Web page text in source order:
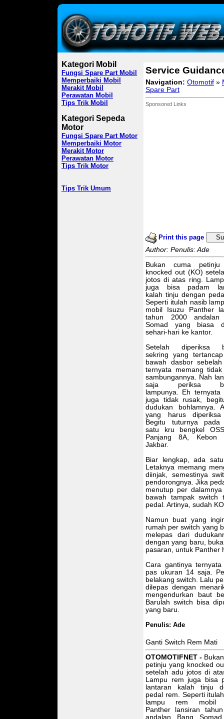
Kategori Mobil
Fungsi Spare Part Mobil
Memperbaiki Mobil
Merakit Mobil
Perawatan Mobil
Tips Trik Mobil
Kategori Sepeda
Motor
Fungsi Spare Part Motor
Memperbaiki Motor
Merakit Motor
Perawatan Motor
Tips Trik Motor
Tips Trik Umum
Service
Navigation: Otomotif »
Spare Part
Sponsored Links
Print this page
Author: Penulis: Ade
Bukan cuma petinju
knocked out (KO)
jotos di atas ring.
juga bisa padam
kalah tinju dengan
Seperti itulah nasib
mobil Isuzu Panther
tahun 2000 andalan
Somad yang biasa
sehari-hari ke kantor.
Setelah diperiksa
sekring yang
bawah dasbor
ternyata memang
sambungannya. Nah
saja periksa
lampunya. Eh ternyata
juga tidak rusak,
dudukan bohlamnya.
yang harus
Begitu tuturnya pada
satu kru bengkel
Panjang 8A, Kebon
Jakbar.
Biar lengkap, ada
Letaknya memang
diinjak, semestinya
pendorongnya. Jika
menutup per
bawah tampak switch
pedal. Artinya, sudah
Namun buat yang
rumah per switch yang
melepas dari
dengan yang baru,
pasaran, untuk Panther
Cara gantinya
pas ukuran 14 saja.
belakang switch. Lalu
dilepas dengan
mengendurkan baut
Barulah switch bisa
yang baru.
Penulis: Ade
Ganti Switch Rem Mati
OTOMOTIFNET -
petinju yang knocked
setelah adu jotos di
Lampu rem juga bisa
lantaran kalah tinju
pedal rem. Seperti
lampu rem mobil
Panther lansiran
andalan Bang